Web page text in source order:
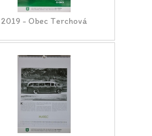
2019 - Obec Terchová